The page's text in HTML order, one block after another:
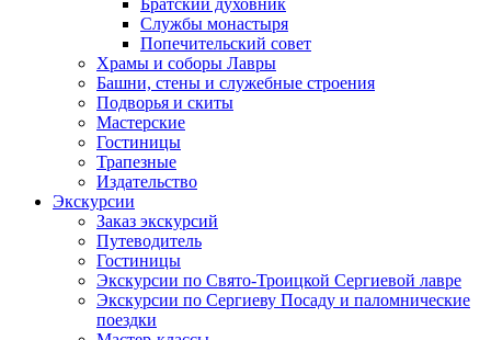
Братский духовник
Службы монастыря
Попечительский совет
Храмы и соборы Лавры
Башни, стены и служебные строения
Подворья и скиты
Мастерские
Гостиницы
Трапезные
Издательство
Экскурсии
Заказ экскурсий
Путеводитель
Гостиницы
Экскурсии по Свято-Троицкой Сергиевой лавре
Экскурсии по Сергиеву Посаду и паломнические
поездки